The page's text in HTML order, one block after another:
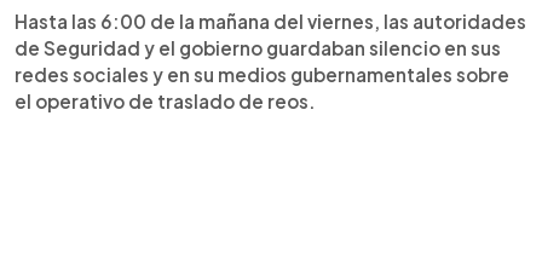
Hasta las 6:00 de la mañana del viernes, las autoridades
de Seguridad y el gobierno guardaban silencio en sus
redes sociales y en su medios gubernamentales sobre
el operativo de traslado de reos.